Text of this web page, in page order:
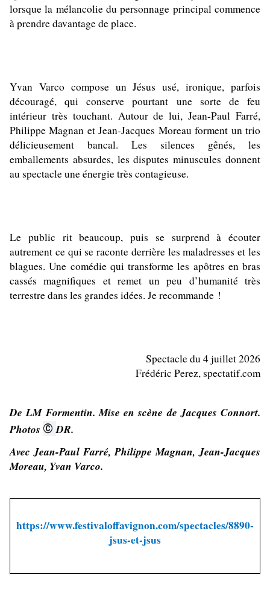
lorsque la mélancolie du personnage principal commence
à prendre davantage de place.
Yvan Varco compose un Jésus usé, ironique, parfois
découragé, qui conserve pourtant une sorte de feu
intérieur très touchant. Autour de lui, Jean-Paul Farré,
Philippe Magnan et Jean-Jacques Moreau forment un trio
délicieusement bancal. Les silences gênés, les
emballements absurdes, les disputes minuscules donnent
au spectacle une énergie très contagieuse.
Le public rit beaucoup, puis se surprend à écouter
autrement ce qui se raconte derrière les maladresses et les
blagues. Une comédie qui transforme les apôtres en bras
cassés magnifiques et remet un peu d’humanité très
terrestre dans les grandes idées. Je recommande !
Spectacle du 4 juillet 2026
Frédéric Perez, spectatif.com
De LM Formentin. Mise en scène de Jacques Connort.
Photos © DR.
Avec Jean-Paul Farré, Philippe Magnan, Jean-Jacques
Moreau, Yvan Varco.
https://www.festivaloffavignon.com/spectacles/8890-
jsus-et-jsus